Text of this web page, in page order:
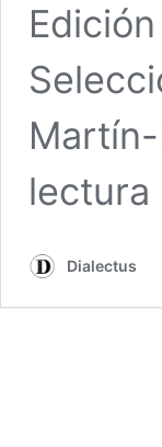
lectura
Dialectus